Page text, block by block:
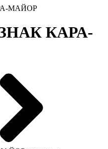
МАЙОР
КАРА-